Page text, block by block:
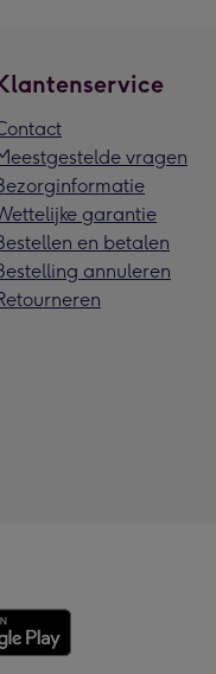
vragen
garantie
en betalen
annuleren